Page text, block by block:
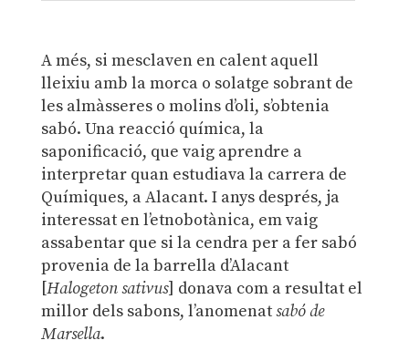
A més, si mesclaven en calent aquell
lleixiu amb la morca o solatge sobrant de
les almàsseres o molins d’oli, s’obtenia
sabó. Una reacció química, la
saponificació, que vaig aprendre a
interpretar quan estudiava la carrera de
Químiques, a Alacant. I anys després, ja
interessat en l’etnobotànica, em vaig
assabentar que si la cendra per a fer sabó
provenia de la barrella d’Alacant
[Halogeton sativus] donava com a resultat el
millor dels sabons, l’anomenatsabó de
Marsella.